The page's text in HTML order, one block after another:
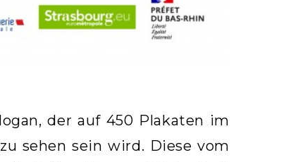
der auf 450 Plakaten im
sehen sein wird. Diese vom